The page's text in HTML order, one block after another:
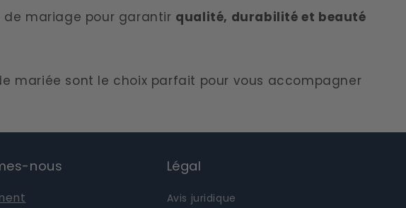
de mariage pour garantir qualité, durabilité et beauté
mariée sont le choix parfait pour vous accompagner
nous Légal
Avis juridique